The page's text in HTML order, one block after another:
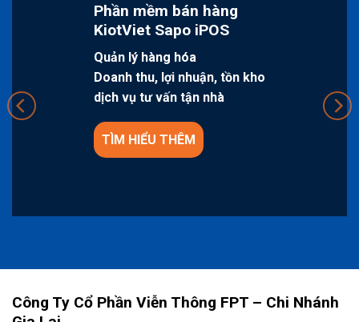
Phần mềm bán hàng
KiotViet Sapo iPOS
Quản lý hàng hóa
Doanh thu, lợi nhuận, tồn kho
dịch vụ tư vấn tận nhà
TÌM HIỂU THÊM
Công Ty Cổ Phần Viễn Thông FPT – Chi Nhánh